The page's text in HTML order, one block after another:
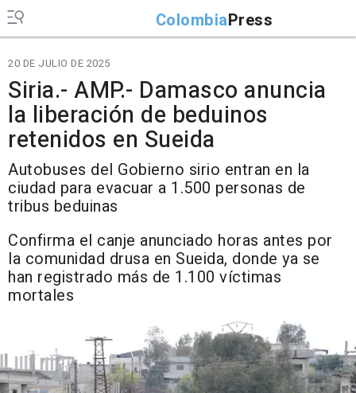
ColombiaPress
20 DE JULIO DE 2025
Siria.- AMP.- Damasco anuncia
la liberación de beduinos
retenidos en Sueida
Autobuses del Gobierno sirio entran en la
ciudad para evacuar a 1.500 personas de
tribus beduinas
Confirma el canje anunciado horas antes por
la comunidad drusa en Sueida, donde ya se
han registrado más de 1.100 víctimas
mortales